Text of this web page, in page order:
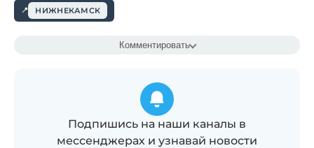
НИЖНЕКАМСК
Комментировать
Подпишись на наши каналы в
мессенджерах и узнавай новости